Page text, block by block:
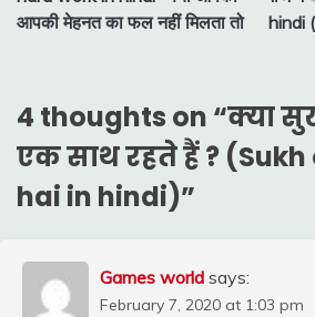
navigation
आपकी मेहनत का फल नहीं मिलता तो
hindi
4 thoughts on “क्या
एक साथ रहते हैं ?
hai in hindi)”
Games world says:
February 7, 2020 at 1:03 pm